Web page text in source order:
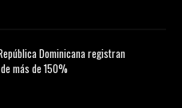
Dominicana registran
más de 150%